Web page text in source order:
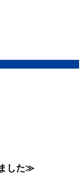
した≫